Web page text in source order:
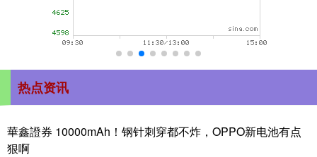
热点资讯
華鑫證券 10000mAh！钢针刺穿都不炸，OPPO新电池有点
狠啊